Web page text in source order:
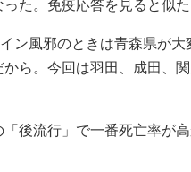
た。免疫応答を見ると似
イン風邪のときは青森県が
ら。今回は羽田、成田、
「後流行」で一番死亡率が